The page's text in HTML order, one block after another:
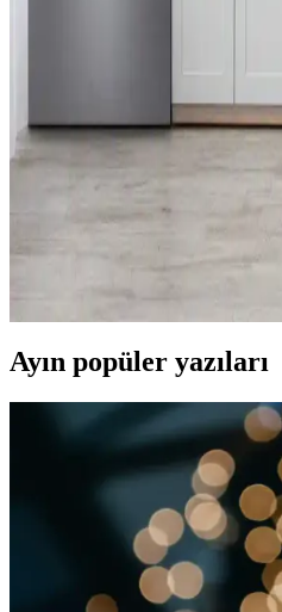
paylaşımı ve uygulama sorunları
LG Buzdolaplarında
Sorunları ve Dayanıklılık
LG buzdolaplarında özellikle lineer
yaygınlaşıyor. Servis
maliyetler kullanıcı memnuniyetini
seçiminde dikkatli olunmalı.
Ayın popüler yazıları